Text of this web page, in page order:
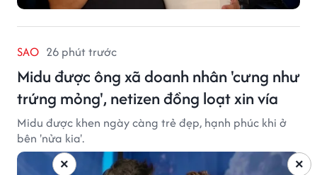
SAO 26 phút trước
Midu được ông xã doanh nhân 'cưng như
trứng mỏng', netizen đồng loạt xin vía
Midu được khen ngày càng trẻ đẹp, hạnh phúc khi ở
bên 'nửa kia'.
×
×